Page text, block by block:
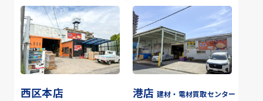
西区本店 港店 建材・電材買取センター